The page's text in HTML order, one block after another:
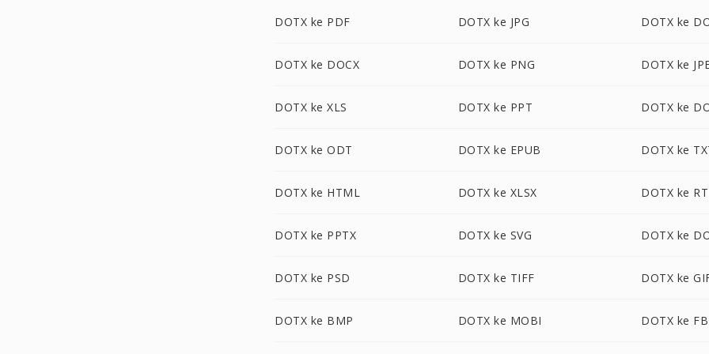
DOTX ke PDF DOTX ke JPG DOTX ke
DOTX ke DOCX DOTX ke PNG DOTX ke
DOTX ke XLS DOTX ke PPT DOTX ke
DOTX ke ODT DOTX ke EPUB DOTX ke
DOTX ke HTML DOTX ke XLSX DOTX ke
DOTX ke PPTX DOTX ke SVG DOTX ke
DOTX ke PSD DOTX ke TIFF DOTX ke
DOTX ke BMP DOTX ke MOBI DOTX ke